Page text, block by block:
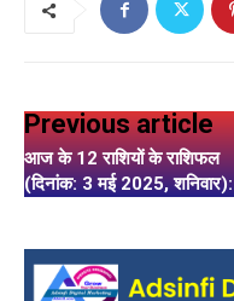
Previous article
आज के 12 राशियों के राशिफल
(दिनांक: 3 मई 2025, शनिवार):